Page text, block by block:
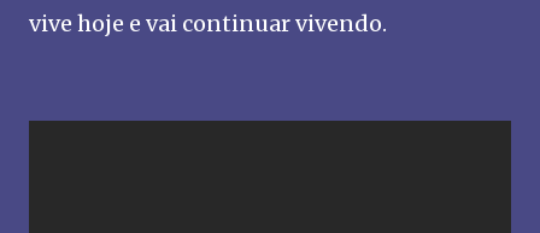
vive hoje e vai continuar vivendo.